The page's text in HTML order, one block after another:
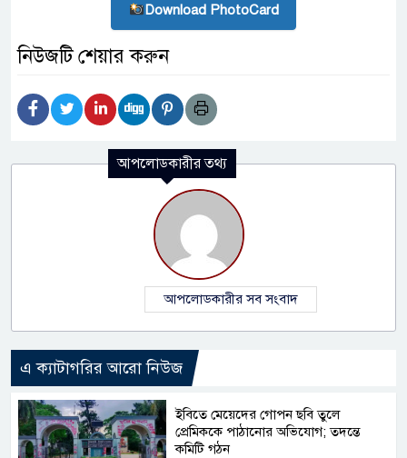
Download PhotoCard
নিউজটি শেয়ার করুন
আপলোডকারীর তথ্য
আপলোডকারীর সব সংবাদ
এ ক্যাটাগরির আরো নিউজ
ইবিতে মেয়েদের গোপন ছবি তুলে
প্রেমিককে পাঠানোর অভিযোগ; তদন্তে
কমিটি গঠন